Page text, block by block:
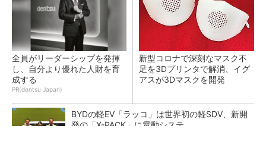
全員がリーダーシップを発揮
し、自分より優れた人財を育
成する
PR(dentsu Japan)
新型コロナで深刻なマスク不
足を3Dプリンタで解消、イグ
アスが3Dマスクを開発
BYDの軽EV「ラッコ」は世界初の軽SDV、新開
発の「X-PACK」に電動システ...